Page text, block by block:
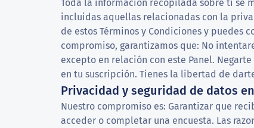
Toda la información recopilada sobre ti se
incluidas aquellas relacionadas con la
de estos Términos y Condiciones y puedes
compromiso, garantizamos que: No
excepto en relación con este Panel.
en tu suscripción. Tienes la libertad de
Privacidad y seguridad de datos
Nuestro compromiso es: Garantizar que
acceder o completar una encuesta. Las